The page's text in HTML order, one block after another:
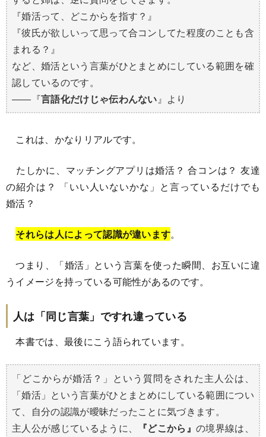
『婚活って、どこからを指す？』
『彼氏が欲しいって思って合コンしてた程度のことも含
まれる？』
など、婚活という言葉がひとまとめにしている範囲を確
認しているのです。
――『言語化だけじゃ伝わんない』より
これは、かなりリアルです。
たしかに、マッチングアプリは婚活？ 合コンは？ 友達
の紹介は？ 「いい人いないかな」と言っているだけでも
婚活？
それらは人によって認識が違います。
つまり、「婚活」という言葉を使った瞬間、お互いに違
うイメージを持っている可能性があるのです。
人は「同じ言葉」ですれ違っている
本書では、最後にこう語られています。
「どこからが婚活？」という質問をされた主人公は、
「婚活」という言葉がひとまとめにしている範囲につい
て、自分の認識が曖昧だったことに気づきます。
主人公が感じているように、
『どこから』の境界線は、